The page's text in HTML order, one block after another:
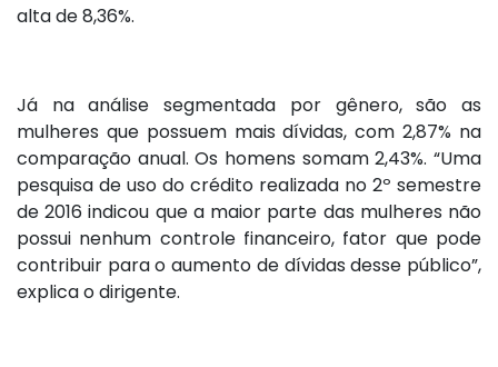
alta de 8,36%.
Já na análise segmentada por gênero, são as
mulheres que possuem mais dívidas, com 2,87% na
comparação anual. Os homens somam 2,43%. “Uma
pesquisa de uso do crédito realizada no 2º semestre
de 2016 indicou que a maior parte das mulheres não
possui nenhum controle financeiro, fator que pode
contribuir para o aumento de dívidas desse público”,
explica o dirigente.